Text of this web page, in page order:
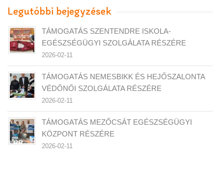
Legutóbbi bejegyzések
TÁMOGATÁS SZENTENDRE ISKOLA-
EGÉSZSÉGÜGYI SZOLGÁLATA RÉSZÉRE
2026-02-11
TÁMOGATÁS NEMESBIKK ÉS HEJŐSZALONTA
VÉDŐNŐI SZOLGÁLATA RÉSZÉRE
2026-02-11
TÁMOGATÁS MEZŐCSÁT EGÉSZSÉGÜGYI
KÖZPONT RÉSZÉRE
2026-02-11